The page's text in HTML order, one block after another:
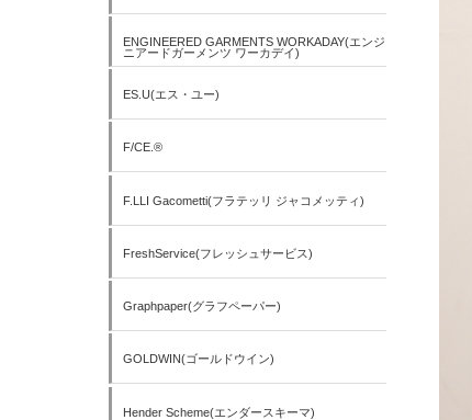
ENGINEERED GARMENTS WORKADAY(エンジ
ニアードガーメンツ ワーカデイ)
ES.U(エス・ユー)
F/CE.®
F.LLI Gacometti(フラテッリ ジャコメッティ)
FreshService(フレッシュサービス)
Graphpaper(グラフペーパー)
GOLDWIN(ゴールドウイン)
Hender Scheme(エンダースキーマ)